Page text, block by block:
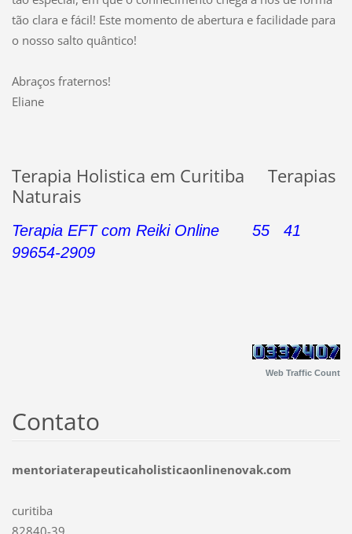
tão clara e fácil! Este momento de abertura e facilidade para
o nosso salto quântico!
Abraços fraternos!
Eliane
Terapia Holistica em Curitiba Terapias
Naturais
Terapia EFT com Reiki Online 55 41
99654-2909
Web Traffic Count
Contato
mentoriaterapeuticaholisticaonlinenovak.com
curitiba
82840-39